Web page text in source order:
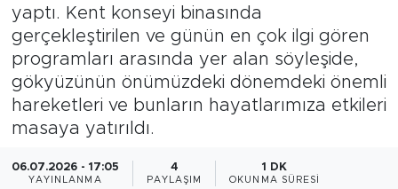
yaptı. Kent konseyi binasında
gerçekleştirilen ve günün en çok ilgi gören
programları arasında yer alan söyleşide,
gökyüzünün önümüzdeki dönemdeki önemli
hareketleri ve bunların hayatlarımıza etkileri
masaya yatırıldı.
06.07.2026 - 17:05
YAYINLANMA
4
PAYLAŞIM
1 DK
OKUNMA SÜRESI
Eğitim
Sanat
Bölge
Haber Arşivi